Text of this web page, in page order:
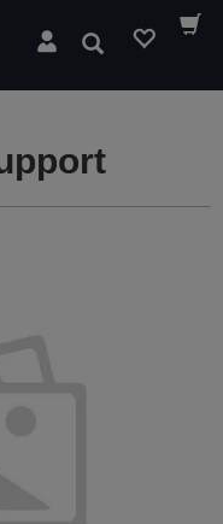
Hledat